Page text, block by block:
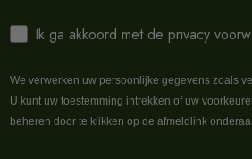
Ik ga akkoord met de privacy
We verwerken uw persoonlijke gegevens zoals
U kunt uw toestemming intrekken of uw
beheren door te klikken op de afmeldlink